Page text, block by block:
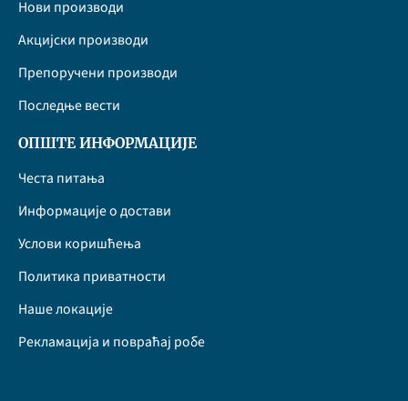
Нови производи
Акцијски производи
Препоручени производи
Последње вести
ОПШТЕ ИНФОРМАЦИЈЕ
Честа питања
Информације о достави
Услови коришћења
Политика приватности
Наше локације
Рекламација и повраћај робе